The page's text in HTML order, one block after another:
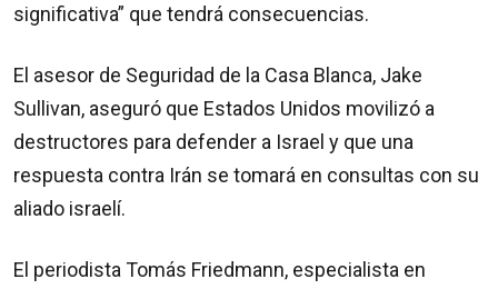
significativa” que tendrá consecuencias.
El asesor de Seguridad de la Casa Blanca, Jake
Sullivan, aseguró que Estados Unidos movilizó a
destructores para defender a Israel y que una
respuesta contra Irán se tomará en consultas con su
aliado israelí.
El periodista Tomás Friedmann, especialista en